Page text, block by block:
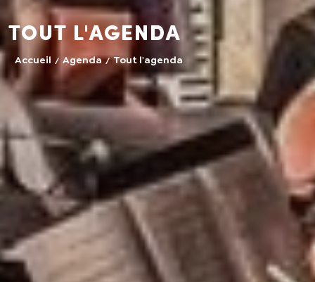
Tout l'agenda
Accueil Agenda Tout l'agenda